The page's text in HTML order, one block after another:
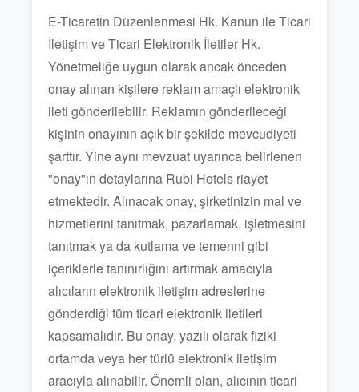
E-Ticaretin Düzenlenmesi Hk. Kanun ile Ticari
İletişim ve Ticari Elektronik İletiler Hk.
Yönetmeliğe uygun olarak ancak önceden
onay alınan kişilere reklam amaçlı elektronik
ileti gönderilebilir. Reklamın gönderileceği
kişinin onayının açık bir şekilde mevcudiyeti
şarttır. Yine aynı mevzuat uyarınca belirlenen
"onay"ın detaylarına Rubi Hotels riayet
etmektedir. Alınacak onay, şirketinizin mal ve
hizmetlerini tanıtmak, pazarlamak, işletmesini
tanıtmak ya da kutlama ve temenni gibi
içeriklerle tanınırlığını artırmak amacıyla
alıcıların elektronik iletişim adreslerine
gönderdiği tüm ticari elektronik iletileri
kapsamalıdır. Bu onay, yazılı olarak fiziki
ortamda veya her türlü elektronik iletişim
aracıyla alınabilir. Önemli olan, alıcının ticari